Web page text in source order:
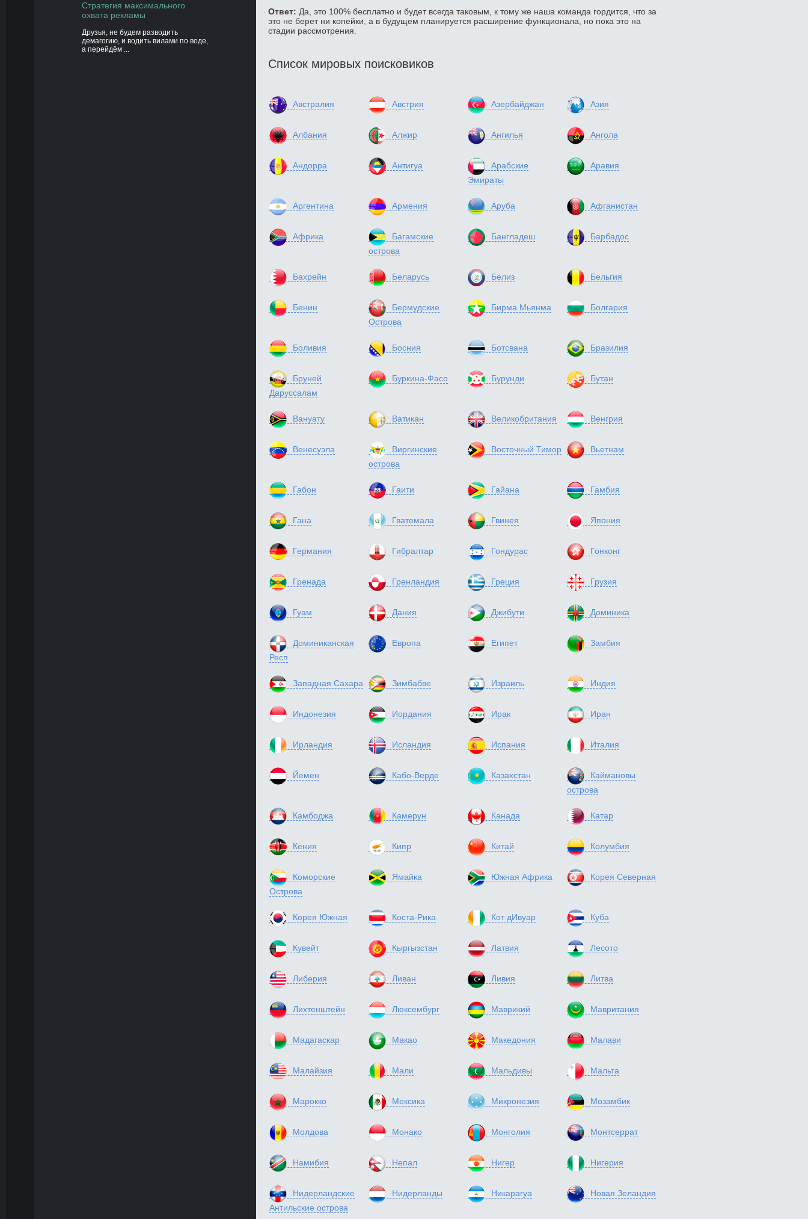
Стратегия максимального
охвата рекламы
Друзья, не будем разводить
демагогию, и водить вилами по воде,
а перейдём ...
Ответ: Да, это 100% бесплатно и будет всегда таковым, к тому же наша команда гордится, что за
это не берет ни копейки, а в будущем планируется расширение функционала, но пока это на
стадии рассмотрения.
Список мировых поисковиков
Австралия Австрия Азербайджан Азия
Албания Алжир Ангилья Ангола
Андорра Антигуа
Арабские
Эмираты
Аравия
Аргентина Армения Аруба Афганистан
Африка
Багамские
острова
Бангладеш Барбадос
Бахрейн Беларусь Белиз Бельгия
Бенин
Бермудские
Острова
Бирма Мьянма Болгария
Боливия Босния Ботсвана Бразилия
Бруней
Даруссалам
Буркина-Фасо Бурунди Бутан
Вануату Ватикан Великобритания Венгрия
Венесуэла
Виргинские
острова
Восточный Тимор Вьетнам
Габон Гаити Гайана Гамбия
Гана Гватемала Гвинея Япония
Германия Гибралтар Гондурас Гонконг
Гренада Гренландия Греция Грузия
Гуам Дания Джибути Доминика
Доминиканская
Респ
Европа Египет Замбия
Западная Сахара Зимбабве Израиль Индия
Индонезия Иордания Ирак Иран
Ирландия Исландия Испания Италия
Йемен Кабо-Верде Казахстан
Каймановы
острова
Камбоджа Камерун Канада Катар
Кения Кипр Китай Колумбия
Коморские
Острова
Ямайка Южная Африка Корея Северная
Корея Южная Коста-Рика Кот дИвуар Куба
Кувейт Кыргызстан Латвия Лесото
Либерия Ливан Ливия Литва
Лихтенштейн Люксембург Маврикий Мавритания
Мадагаскар Макао Македония Малави
Малайзия Мали Мальдивы Мальта
Марокко Мексика Микронезия Мозамбик
Молдова Монако Монголия Монтсеррат
Намибия Непал Нигер Нигерия
Нидерландские
Антильские острова
Нидерланды Никарагуа Новая Зеландия